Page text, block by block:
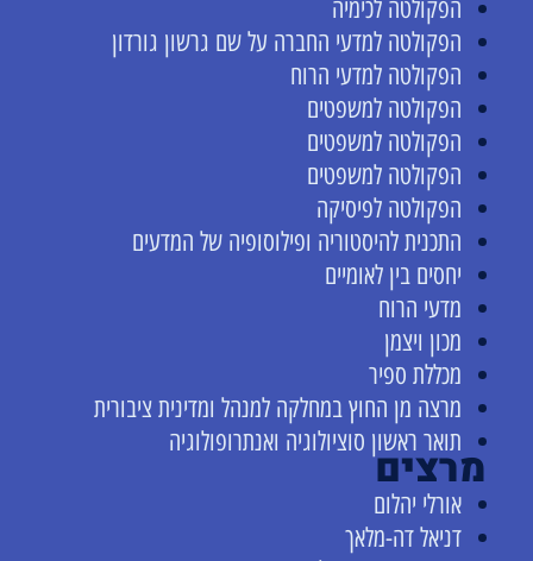
הפקולטה לכימיה
הפקולטה למדעי החברה על שם גרשון גורדון
הפקולטה למדעי הרוח
הפקולטה למשפטים
הפקולטה למשפטים
הפקולטה למשפטים
הפקולטה לפיסיקה
התכנית להיסטוריה ופילוסופיה של המדעים
יחסים בין לאומיים
מדעי הרוח
מכון ויצמן
מכללת ספיר
מרצה מן החוץ במחלקה למנהל ומדינית ציבורית
תואר ראשון סוציולוגיה ואנתרופולוגיה
מרצים
אורלי יהלום
דניאל דה-מלאך